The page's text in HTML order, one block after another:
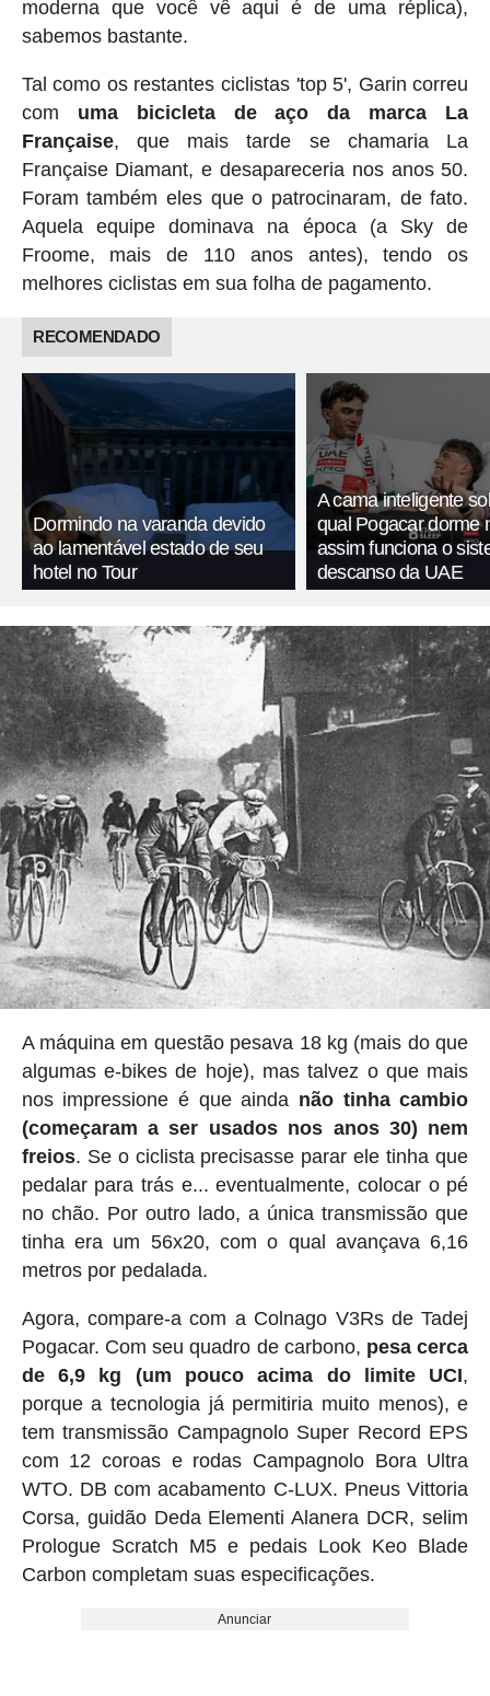
moderna que você vê aqui é de uma réplica),
sabemos bastante.
Tal como os restantes ciclistas 'top 5', Garin correu
com uma bicicleta de aço da marca La
Française, que mais tarde se chamaria La
Française Diamant, e desapareceria nos anos 50.
Foram também eles que o patrocinaram, de fato.
Aquela equipe dominava na época (a Sky de
Froome, mais de 110 anos antes), tendo os
melhores ciclistas em sua folha de pagamento.
RECOMENDADO
Dormindo na varanda devido
ao lamentável estado de seu
hotel no Tour
A cama inteligente
qual Pogacar dorme
assim funciona o
descanso da UAE
A máquina em questão pesava 18 kg (mais do que
algumas e-bikes de hoje), mas talvez o que mais
nos impressione é que ainda não tinha cambio
(começaram a ser usados nos anos 30) nem
freios. Se o ciclista precisasse parar ele tinha que
pedalar para trás e... eventualmente, colocar o pé
no chão. Por outro lado, a única transmissão que
tinha era um 56x20, com o qual avançava 6,16
metros por pedalada.
Agora, compare-a com a Colnago V3Rs de Tadej
Pogacar. Com seu quadro de carbono, pesa cerca
de 6,9 ​​kg (um pouco acima do limite UCI,
porque a tecnologia já permitiria muito menos), e
tem transmissão Campagnolo Super Record EPS
com 12 coroas e rodas Campagnolo Bora Ultra
WTO. DB com acabamento C-LUX. Pneus Vittoria
Corsa, guidão Deda Elementi Alanera DCR, selim
Prologue Scratch M5 e pedais Look Keo Blade
Carbon completam suas especificações.
Anunciar